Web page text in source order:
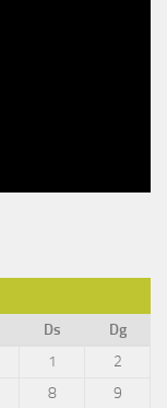
Ds
Dg
1
2
8
9